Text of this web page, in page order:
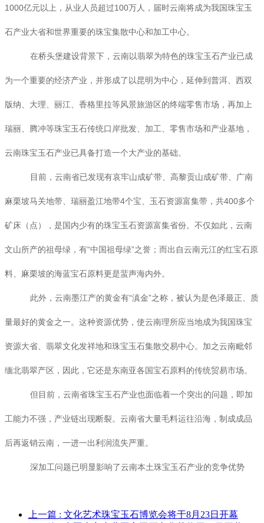
1000亿元以上，从业人员超过100万人，届时云南将成为我国珠宝玉
石产业大省和世界重要的珠宝集散中心和加工中心。
在桥头堡建设背景下，云南以翡翠为特色的珠宝玉石产业已成
为一个重要的经济产业，并形成了以昆明为中心，延伸到普洱、西双
版纳、大理、丽江、香格里拉等风景旅游区的终端零售市场，再加上
瑞丽、腾冲等珠宝玉石传统口岸批发、加工、零售市场和产业基地，
云南珠宝玉石产业已具备打造一个大产业的基础。
目前，云南省已发现有哀牢山成矿带、高黎贡山成矿带、广南
麻栗坡马关地带、瑞丽盈江地带4个宝、玉石资源富集带，共400多个
矿床（点），是国内少有的珠宝玉石资源富集省份。不仅如此，云南
文山所产的祖母绿，有“中国祖母绿”之誉；而出自云南元江的红宝石原
料、麻栗坡的海蓝宝石原料更是蜚声海内外。
此外，云南墨江产的黄金有“滇金”之称，被认为是色泽最正、质
量最好的黄金之一。这种资源优势，使云南理所应当地成为我国珠宝
资源大省、翡翠文化发祥地和珠宝玉石集散交易中心。加之云南毗邻
缅北翡翠产区，因此，它还是东南亚各国宝石原料的传统贸易市场。
但目前，云南省珠宝玉石产业也面临着一个突出的问题，即加
工能力不强，产业链出现断裂。云南省大量毛料运往沿海，制成成品
后再返销云南，一进一出利润流失严重。
深加工问题已明显影响了云南本土珠宝玉石产业的竞争优势
上一篇 : 文化艺术珠宝玉石博览会将于8月23日开幕